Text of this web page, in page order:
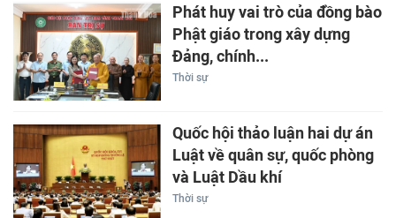
Phát huy vai trò của đồng bào
Phật giáo trong xây dựng
Đảng, chính...
Thời sự
Quốc hội thảo luận hai dự án
Luật về quân sự, quốc phòng
và Luật Dầu khí
Thời sự